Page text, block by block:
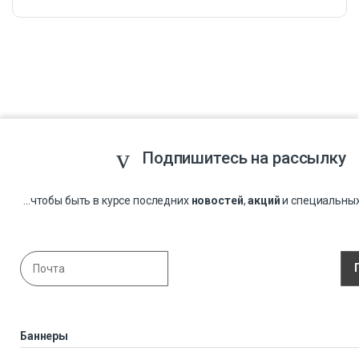
Подпишитесь на рассылку
...чтобы быть в курсе последних новостей,акцийи
Баннеры